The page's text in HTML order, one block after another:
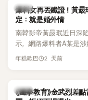
召開了一場泳裝記者招
機前，面對媒體擺出各
這段為平息爭議、直接
起，節目現場立刻充滿
對流言時「豁出去」的
《脫掉鞋子恢單4Men》
員身分出道，該團在
韓星
爆料女再丟鐵證！黃晸
定：就是婚外情
南韓影帝黃晸珉近日深
示，網路爆料者A某是
法律行動。不過，A某
年糕歐巴 2 天前
韓星
《鐵拳教育》金武烈差